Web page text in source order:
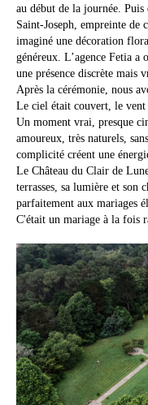
au début de la journée.
Saint-Joseph, empreinte
imaginé une décoration
généreux. L’agence Fetia a
une présence discrète mais
Après la cérémonie, nous
Le ciel était couvert, le vent
Un moment vrai, presque
amoureux, très naturels,
complicité créent une
Le Château du Clair de
terrasses, sa lumière et son
parfaitement aux mariages
C'était un mariage à la fois